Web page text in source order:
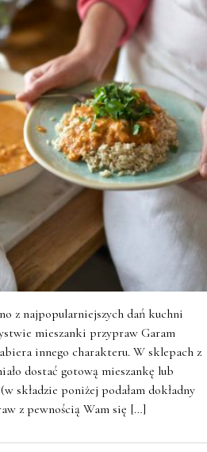
najpopularniejszych dań kuchni
mieszanki przypraw Garam
innego charakteru. W sklepach z
dostać gotową mieszankę lub
składzie poniżej podałam dokładny
z pewnością Wam się […]